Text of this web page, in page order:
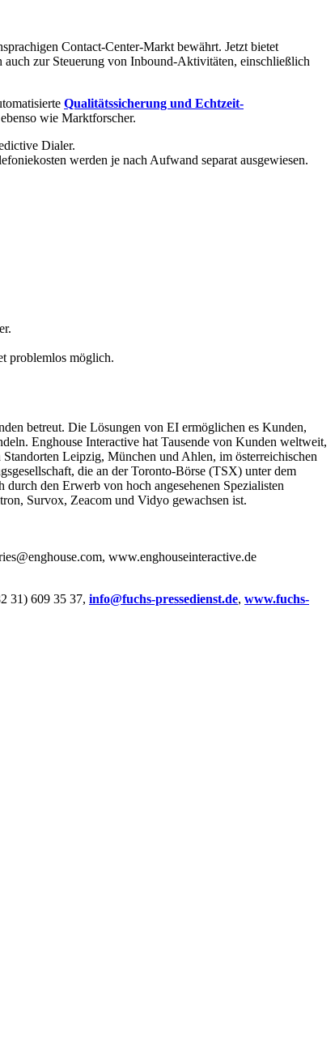
Contact-Center-Markt bewährt. Jetzt bietet
zur Steuerung von Inbound-Aktivitäten, einschließlich
Qualitätssicherung und Echtzeit-
wie Marktforscher.
Dialer.
werden je nach Aufwand separat ausgewiesen.
problemlos möglich.
betreut. Die Lösungen von EI ermöglichen es Kunden,
Enghouse Interactive hat Tausende von Kunden weltweit,
Leipzig, München und Ahlen, im österreichischen
die an der Toronto-Börse (TSX) unter dem
den Erwerb von hoch angesehenen Spezialisten
Survox, Zeacom und Vidyo gewachsen ist.
www.enghouseinteractive.de
31) 609 35 37, info@fuchs-pressedienst.de, www.fuchs-